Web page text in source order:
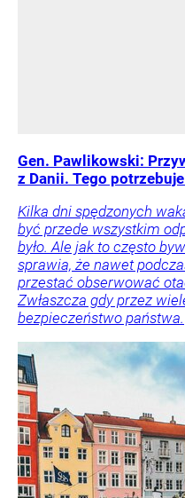
Gen. Pawlikowski:
z Danii. Tego
Kilka dni spędzonych
być przede wszystkim
było. Ale jak to często
sprawia, że nawet
przestać obserwować
Zwłaszcza gdy przez
bezpieczeństwo państwa.